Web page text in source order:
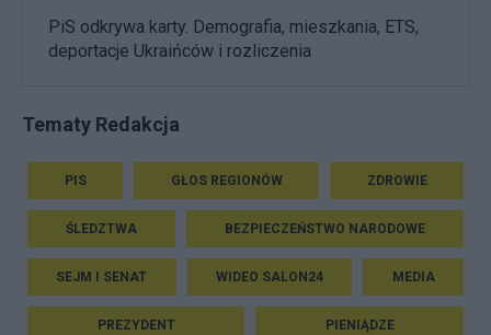
PiS odkrywa karty. Demografia, mieszkania, ETS,
deportacje Ukraińców i rozliczenia
Tematy Redakcja
PIS GŁOS REGIONÓW ZDROWIE
ŚLEDZTWA BEZPIECZEŃSTWO NARODOWE
SEJM I SENAT WIDEO SALON24 MEDIA
PREZYDENT PIENIĄDZE